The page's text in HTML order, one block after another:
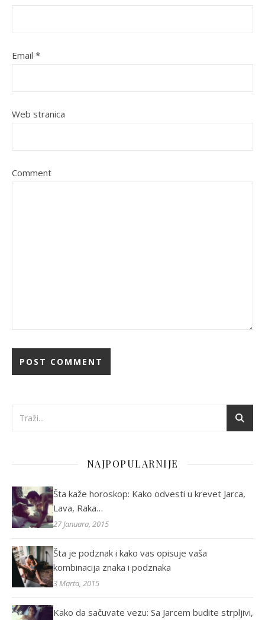
Email *
Web stranica
Comment
NAJPOPULARNIJE
Šta kaže horoskop: Kako odvesti u krevet Jarca,
Lava, Raka…
27 Januara, 2015
Šta je podznak i kako vas opisuje vaša
kombinacija znaka i podznaka
3 Marta, 2015
Kako da sačuvate vezu: Sa Jarcem budite strpljivi,